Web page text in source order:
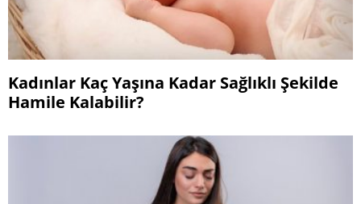
Kadınlar Kaç Yaşına Kadar Sağlıklı Şekilde
Hamile Kalabilir?